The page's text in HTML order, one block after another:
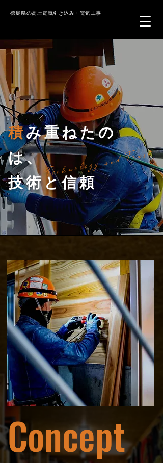
徳島県の高圧電気引き込み・電気工事
積み重ねたの
は、
技術と信頼
Technology and Trust
Concept